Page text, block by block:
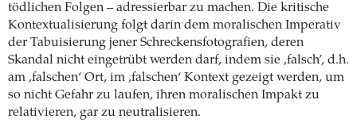
tödlichen Folgen – adressierbar zu machen. Die kritische
Kontextualisierung folgt darin dem moralischen Imperativ
der Tabuisierung jener Schreckensfotografien, deren
Skandal nicht eingetrübt werden darf, indem sie ‚falsch’, d.h.
am ‚falschen‘ Ort, im ‚falschen‘ Kontext gezeigt werden, um
so nicht Gefahr zu laufen, ihren moralischen Impakt zu
relativieren, gar zu neutralisieren.